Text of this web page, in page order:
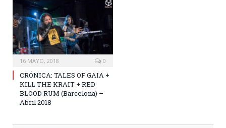
16 MAYO, 2018 0
CRÓNICA: TALES OF GAIA +
KILL THE KRAIT + RED
BLOOD RUM (Barcelona) –
Abril 2018